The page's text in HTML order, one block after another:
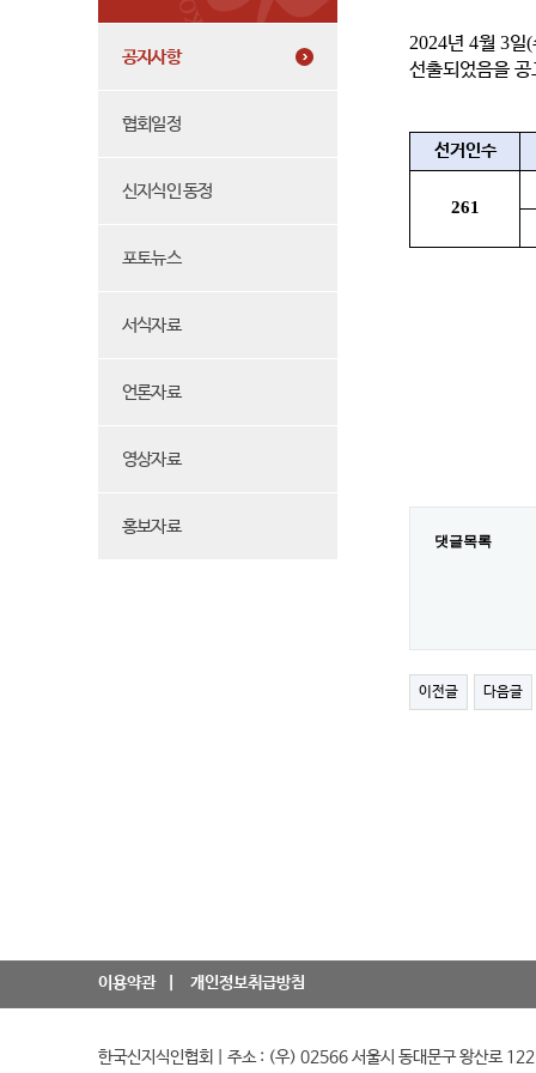
공지사항
협회일정
신지식인 동정
포토뉴스
서식자료
언론자료
영상자료
홍보자료
2024년 4월 3일(
선출되었음을
선거인수
261
댓글목록
이전글 다음글
이용약관 개인정보취급방침
한국신지식인협회 | 주소 : (우) 02566 서울시 동대문구 왕산로